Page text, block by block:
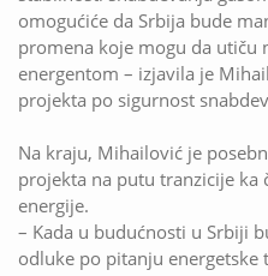
omogućiće da Srbija bude
promena koje mogu da utiču
energentom – izjavila je
projekta po sigurnost
Na kraju, Mihailović je
projekta na putu tranzicije
energije.
– Kada u budućnosti u Srbiji
odluke po pitanju energetske